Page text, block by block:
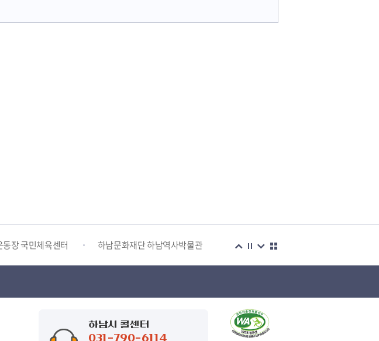
장 국민체육센터 하남문화재단 하남역사박물관
남시 장애인 무료법률 상담센터하남시 콜센터
031-790-6114